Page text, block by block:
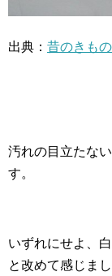
出典： 昔のきも
汚れの目立たな
す。
いずれにせよ、
と改めて感じまし